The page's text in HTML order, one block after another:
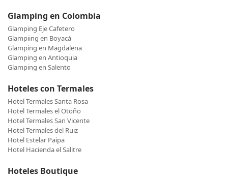
Glamping en Colombia
Glamping Eje Cafetero
Glampiing en Boyacá
Glamping en Magdalena
Glamping en Antioquia
Glamping en Salento
Hoteles con Termales
Hotel Termales Santa Rosa
Hotel Termales el Otoño
Hotel Termales San Vicente
Hotel Termales del Ruiz
Hotel Estelar Paipa
Hotel Hacienda el Salitre
Hoteles Boutique